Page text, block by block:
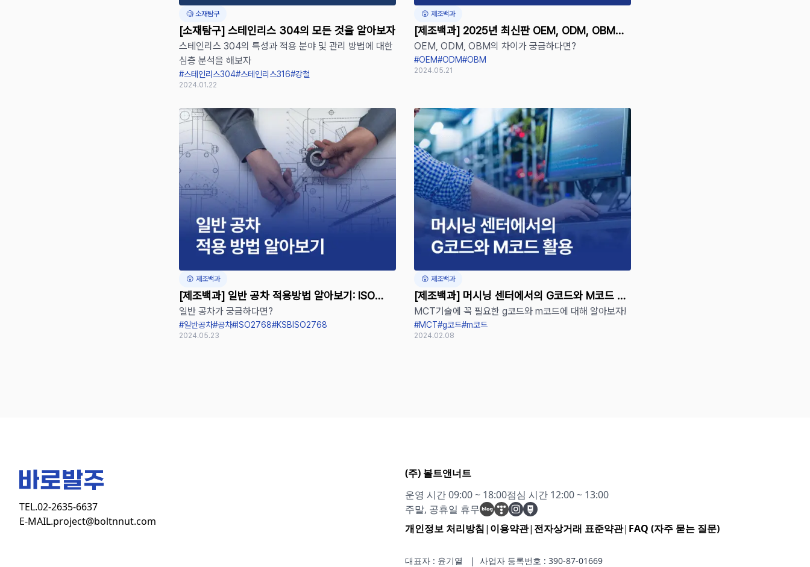
🧐 소재탐구
[소재탐구] 스테인리스 304의 모든 것을 알아보자
스테인리스 304의 특성과 적용 분야 및 관리 방법에 대한
심층 분석을 해보자
#스테인리스304#스테인리스316#강철
2024.01.22
😲 제조백과
[제조백과] 2025년 최신판 OEM, ODM, OBM의
장단점 완벽 정리
OEM, ODM, OBM의 차이가 궁금하다면?
#OEM#ODM#OBM
2024.05.21
😲 제조백과
[제조백과] 일반 공차 적용방법 알아보기: ISO
2768과 KS B ISO 2768
일반 공차가 궁금하다면?
#일반공차#공차#ISO2768#KSBISO2768
2024.05.23
😲 제조백과
[제조백과] 머시닝 센터에서의 G코드와 M코드 활
용
MCT기술에 꼭 필요한 g코드와 m코드에 대해 알아보자!
#MCT#g코드#m코드
2024.02.08
TEL.02-2635-6637
E-MAIL.project@boltnnut.com
(주) 볼트앤너트
운영 시간 09:00 ~ 18:00점심 시간 12:00 ~ 13:00
주말, 공휴일 휴무
개인정보 처리방침| 이용약관| 전자상거래 표준약관| FAQ (자주 묻는 질문)
대표자 : 윤기열 | 사업자 등록번호 : 390-87-01669